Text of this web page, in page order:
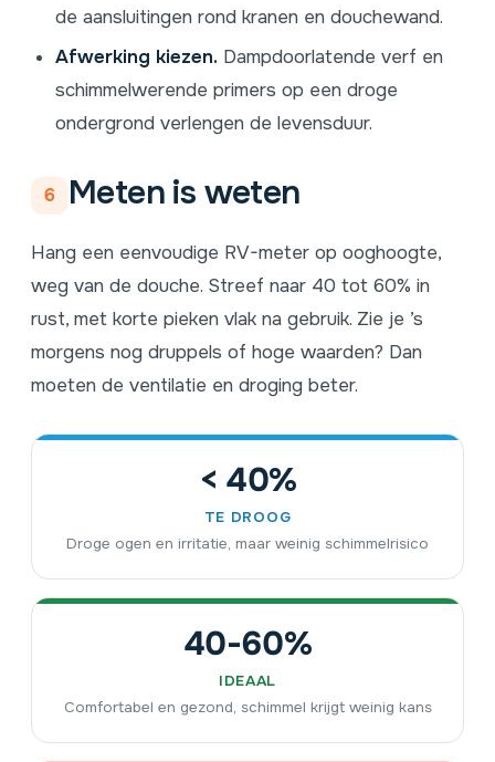
de aansluitingen rond kranen en douchewand.
Afwerking kiezen. Dampdoorlatende verf en
schimmelwerende primers op een droge
ondergrond verlengen de levensduur.
6 Meten is weten
Hang een eenvoudige RV-meter op ooghoogte,
weg van de douche. Streef naar 40 tot 60% in
rust, met korte pieken vlak na gebruik. Zie je ’s
morgens nog druppels of hoge waarden? Dan
moeten de ventilatie en droging beter.
< 40%
TE DROOG
Droge ogen en irritatie, maar weinig schimmelrisico
40-60%
IDEAAL
Comfortabel en gezond, schimmel krijgt weinig kans